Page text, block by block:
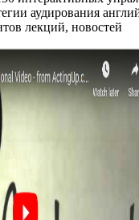
аудирования
лекций, новостей